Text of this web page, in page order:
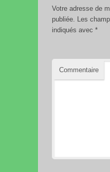
Votre adresse de
publiée. Les
indiqués avec *
Commentaire